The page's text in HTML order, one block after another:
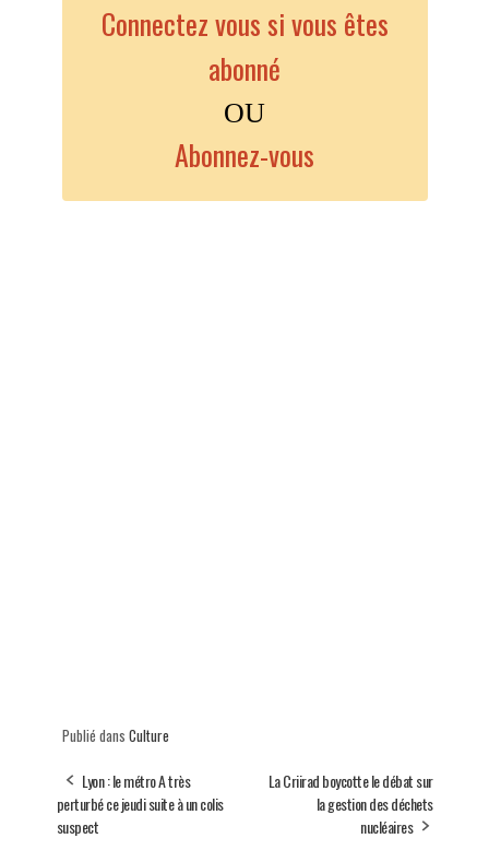
Connectez vous si vous êtes
abonné
OU
Abonnez-vous
Publié dans Culture
Lyon : le métro A très
perturbé ce jeudi suite à un colis
suspect
La Criirad boycotte le débat sur
la gestion des déchets
nucléaires